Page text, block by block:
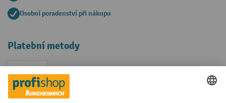
Osobní poradenství při nákupu
Platební metody
Faktura